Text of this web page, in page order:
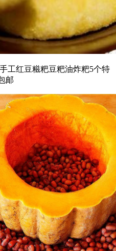
工红豆糍粑豆粑油炸粑5个特
邮